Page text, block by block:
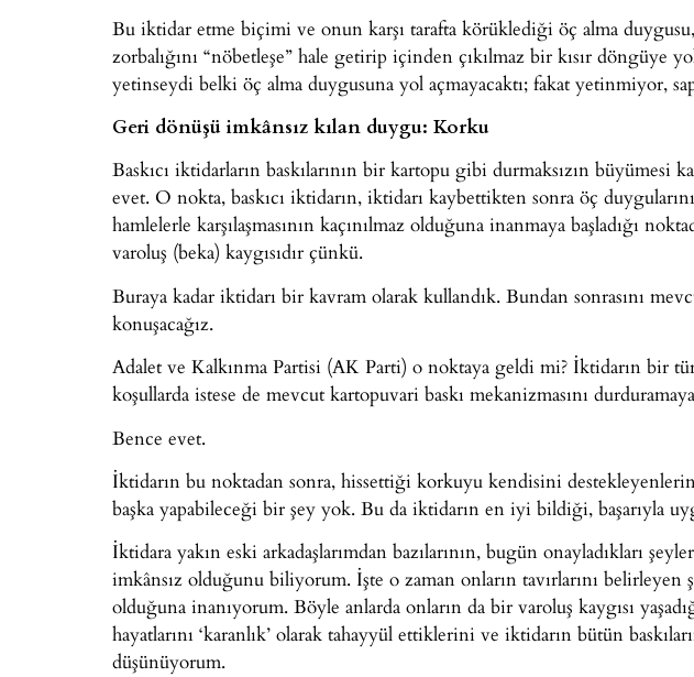
Bu iktidar etme biçimi ve onun karşı tarafta körüklediği öç alma
zorbalığını “nöbetleşe” hale getirip içinden çıkılmaz bir kısır döngüye
yetinseydi belki öç alma duygusuna yol açmayacaktı; fakat yetinmiyor,
Geri dönüşü imkânsız kılan duygu: Korku
Baskıcı iktidarların baskılarının bir kartopu gibi durmaksızın büyümesi
evet. O nokta, baskıcı iktidarın, iktidarı kaybettikten sonra öç
hamlelerle karşılaşmasının kaçınılmaz olduğuna inanmaya başladığı
varoluş (beka) kaygısıdır çünkü.
Buraya kadar iktidarı bir kavram olarak kullandık. Bundan sonrasını
konuşacağız.
Adalet ve Kalkınma Partisi (AK Parti) o noktaya geldi mi? İktidarın bir tür
koşullarda istese de mevcut kartopuvari baskı mekanizmasını
Bence evet.
İktidarın bu noktadan sonra, hissettiği korkuyu kendisini
başka yapabileceği bir şey yok. Bu da iktidarın en iyi bildiği, başarıyla
İktidara yakın eski arkadaşlarımdan bazılarının, bugün onayladıkları
imkânsız olduğunu biliyorum. İşte o zaman onların tavırlarını belirleyen
olduğuna inanıyorum. Böyle anlarda onların da bir varoluş kaygısı
hayatlarını ‘karanlık’ olarak tahayyül ettiklerini ve iktidarın bütün
düşünüyorum.